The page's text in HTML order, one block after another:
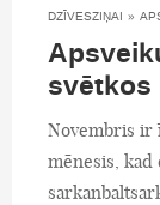
DZĪVESZIŅAI »
svētkos
Novembris ir
mēnesis, kad